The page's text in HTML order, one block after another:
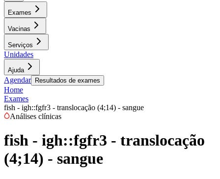
Exames
Vacinas
Serviços
Unidades
Ajuda
Agendar Resultados de exames
Home
Exames
fish - igh::fgfr3 - translocação (4;14) - sangue
Análises clínicas
fish - igh::fgfr3 - translocação
(4;14) - sangue